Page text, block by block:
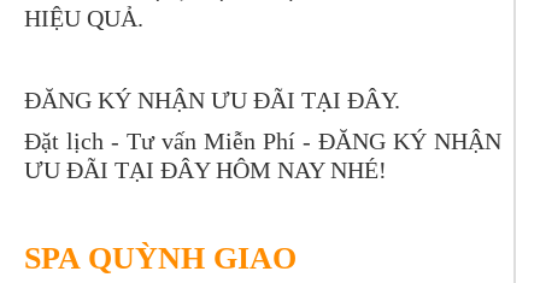
HIỆU QUẢ.
ĐĂNG KÝ NHẬN ƯU ĐÃI TẠI ĐÂY.
Đặt lịch - Tư vấn Miễn Phí - ĐĂNG KÝ NHẬN
ƯU ĐÃI TẠI ĐÂYHÔM NAY NHÉ!
SPA QUỲNH GIAO